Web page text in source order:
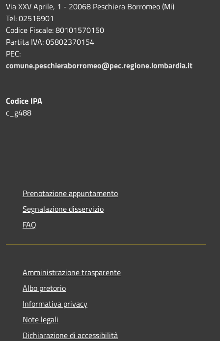
Via XXV Aprile, 1 - 20068 Peschiera Borromeo (Mi)
Tel: 02516901
Codice Fiscale: 80101570150
Partita IVA: 05802370154
PEC:
comune.peschieraborromeo@pec.regione.lombardia.it
Codice IPA
c_g488
Prenotazione appuntamento
Segnalazione disservizio
FAQ
Amministrazione trasparente
Albo pretorio
Informativa privacy
Note legali
Dichiarazione di accessibilità